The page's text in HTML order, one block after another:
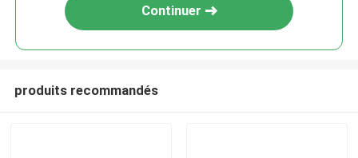
Continuer
produits recommandés